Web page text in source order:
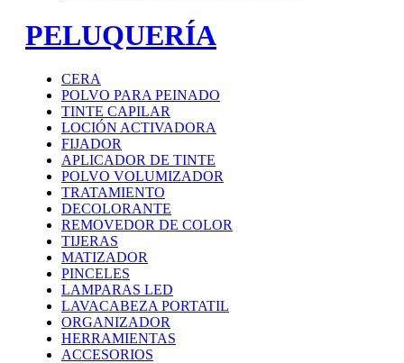
PELUQUERÍA
CERA
POLVO PARA PEINADO
TINTE CAPILAR
LOCIÓN ACTIVADORA
FIJADOR
APLICADOR DE TINTE
POLVO VOLUMIZADOR
TRATAMIENTO
DECOLORANTE
REMOVEDOR DE COLOR
TIJERAS
MATIZADOR
PINCELES
LAMPARAS LED
LAVACABEZA PORTATIL
ORGANIZADOR
HERRAMIENTAS
ACCESORIOS